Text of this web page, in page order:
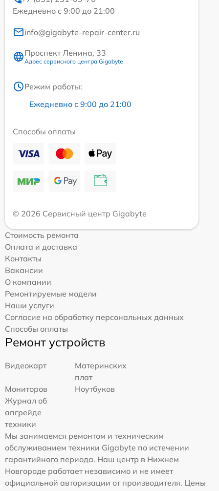
Ежедневно с 9:00 до 21:00
info@gigabyte-repair-center.ru
Проспект Ленина, 33
Адрес сервисного центра Gigabyte
Режим работы:
Ежедневно с 9:00 до 21:00
Способы оплаты
© 2026 Сервисный центр Gigabyte
Стоимость ремонта
Оплата и доставка
Контакты
Вакансии
О компании
Ремонтируемые модели
Наши услуги
Согласие на обработку персональных данных
Способы оплаты
Ремонт устройств
Видеокарт
Материнских
плат
Мониторов
Ноутбуков
Журнал об
апгрейде
техники
Мы занимаемся ремонтом и техническим
обслуживанием техники Gigabyte по истечении
гарантийного периода. Наш центр в Нижнем
Новгороде работает независимо и не имеет
официальной авторизации от производителя. Цены